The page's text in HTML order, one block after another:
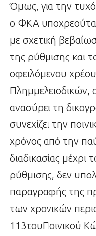
Όμως, για την
ο ΦΚΑ
με σχετική
της ρύθμισης και
οφειλόμενου
Πλημμελειοδικών,
ανασύρει τη
συνεχίζει την
χρόνος από την
διαδικασίας μέχρι
ρύθμισης, δεν
παραγραφής της
των χρονικών
113τουΠοινικού